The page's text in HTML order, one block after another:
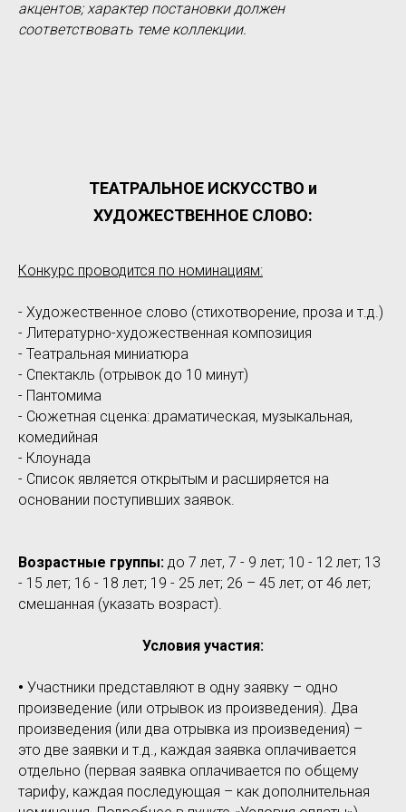
акцентов; характер постановки должен
соответствовать теме коллекции.
ТЕАТРАЛЬНОЕ ИСКУССТВО и
ХУДОЖЕСТВЕННОЕ СЛОВО:
Конкурс проводится по номинациям:
- Художественное слово (стихотворение, проза и т.д.)
- Литературно-художественная композиция
- Театральная миниатюра
- Спектакль (отрывок до 10 минут)
- Пантомима
- Сюжетная сценка: драматическая, музыкальная,
комедийная
- Клоунада
- Список является открытым и расширяется на
основании поступивших заявок.
Возрастные группы: до 7 лет, 7 - 9 лет; 10 - 12 лет; 13
- 15 лет; 16 - 18 лет; 19 - 25 лет; 26 – 45 лет; от 46 лет;
смешанная (указать возраст).
Условия участия:
• Участники представляют в одну заявку – одно
произведение (или отрывок из произведения). Два
произведения (или два отрывка из произведения) –
это две заявки и т.д., каждая заявка оплачивается
отдельно (первая заявка оплачивается по общему
тарифу, каждая последующая – как дополнительная